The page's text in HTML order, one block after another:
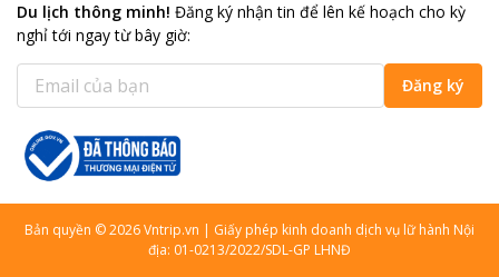
Du lịch thông minh! Đăng ký nhận tin để lên kế hoạch cho kỳ
nghỉ tới ngay từ bây giờ:
Đăng ký
Bản quyền ©2026Vntrip.vn | Giấy phép kinh doanh dịch vụ lữ hành Nội
địa: 01-0213/2022/SDL-GP LHNĐ